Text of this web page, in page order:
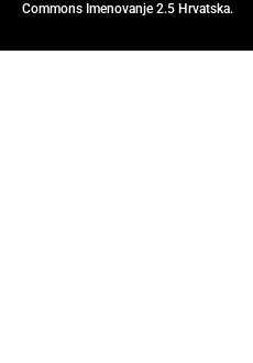
Commons Imenovanje 2.5 Hrvatska.